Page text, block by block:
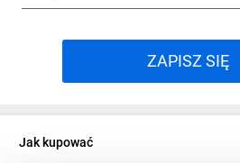
ZAPISZ SIĘ
Jak kupować